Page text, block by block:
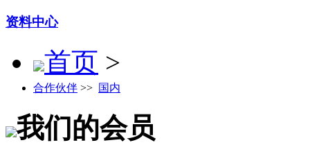
资料中心
首页 >
合作伙伴 >> 国内
我们的会员